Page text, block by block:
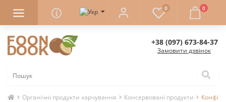
0 0
+38 (097) 673-84-37
Замовити дзвінок
Органічні продукти харчування Консервовані продукти